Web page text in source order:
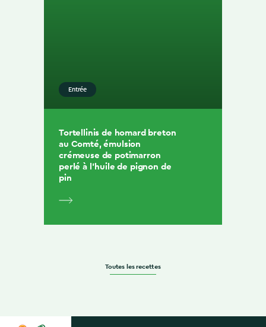
Entrée
Tortellinis de homard breton
au Comté, émulsion
crémeuse de potimarron
perlé à l’huile de pignon de
pin
Toutes les recettes